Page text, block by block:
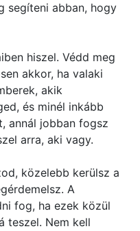
segíteni abban, hogy
hiszel. Védd meg
akkor, ha valaki
akik
és minél inkább
annál jobban fogsz
arra, aki vagy.
közelebb kerülsz a
A
fog, ha ezek közül
teszel. Nem kell